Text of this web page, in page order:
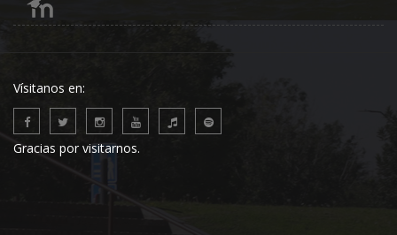
Vísitanos en:
Gracias por visitarnos.